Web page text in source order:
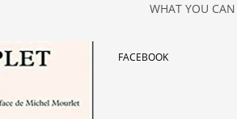
WHAT YOU
FACEBOOK